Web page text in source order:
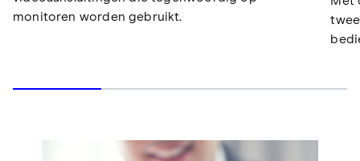
monitoren worden gebruikt.